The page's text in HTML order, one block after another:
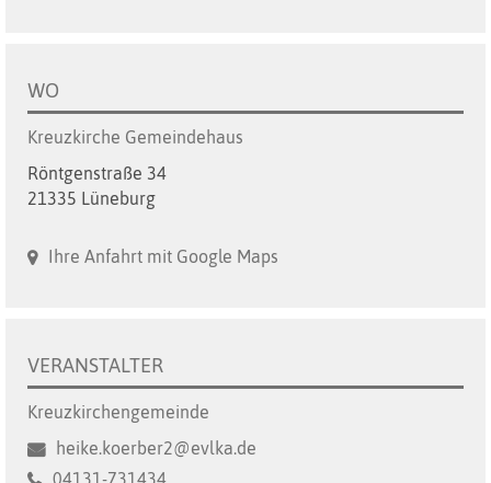
WO
Kreuzkirche Gemeindehaus
Röntgenstraße 34
21335 Lüneburg
Ihre Anfahrt mit Google Maps
VERANSTALTER
Kreuzkirchengemeinde
heike.koerber2@evlka.de
04131-731434